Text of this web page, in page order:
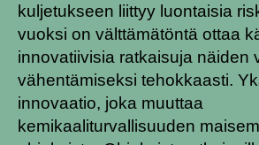
kuljetukseen liittyy luontaisia
vuoksi on välttämätöntä ottaa
innovatiivisia ratkaisuja näiden
vähentämiseksi tehokkaasti.
innovaatio, joka muuttaa
kemikaaliturvallisuuden